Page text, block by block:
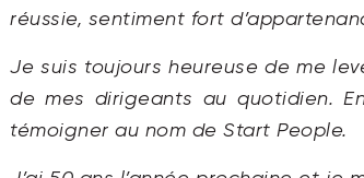
réussie, sentiment fort
Je suis toujours heureuse de me
de mes dirigeants au quotidien.
témoigner au nom de Start People.